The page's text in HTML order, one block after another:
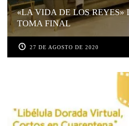
«LA VIDA DE LOS REYES»
TOMA FINAL
27 DE AGOSTO DE 2020